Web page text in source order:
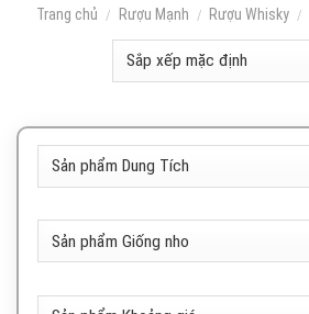
Trang chủ / Rượu Mạnh / Rượu Whisky /